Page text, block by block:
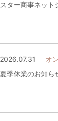
スター商事ネット
2026.07.31
オ
夏季休業のお知ら